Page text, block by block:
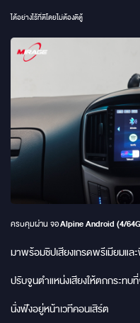
ได้อย่างไร้ที่ติโดยไม่ต้องตีตู้
ครบคุมผ่าน จอAlpine Android (4/
มาพร้อมชิปเสียงเกรดพรีเมียมแล
ปรับจูนตำแหน่งเสียงให้ตกกระท
นั่งฟังอยู่หน้าเวทีคอนเสิร์ต